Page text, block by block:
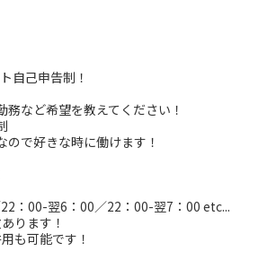
自己申告制！
務など希望を教えてください！
で好きな時に働けます！
：00-翌6：00／22：00-翌7：00 etc...
ります！
も可能です！